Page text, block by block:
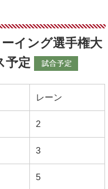
イング選手権大
予定
レーン
2
3
5